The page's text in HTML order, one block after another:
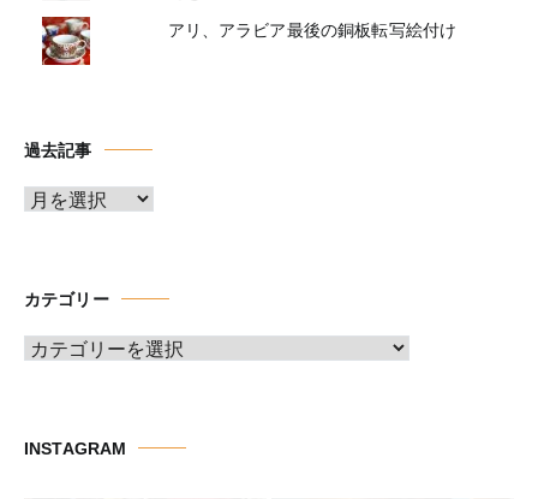
アリ、アラビア最後の銅板転写絵付け
過去記事
ア
ブ
カテゴリー
カ
ー
INSTAGRAM